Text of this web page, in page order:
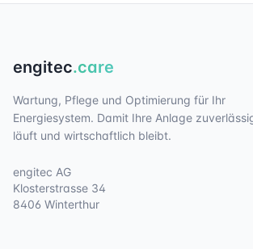
engitec.care
Wartung, Pflege und Optimierung für Ihr
Energiesystem. Damit Ihre Anlage
läuft und wirtschaftlich bleibt.
engitec AG
Klosterstrasse 34
8406 Winterthur